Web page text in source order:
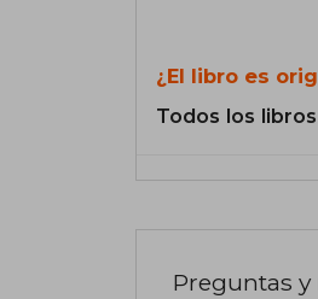
¿El libro es
Todos los
Preguntas y